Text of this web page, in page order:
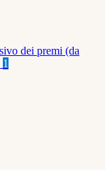
dei premi (da
1